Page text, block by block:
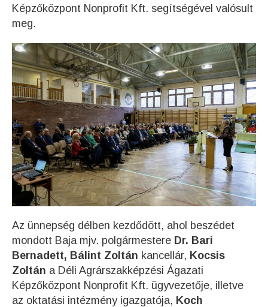
Képzőközpont Nonprofit Kft. segítségével valósult
meg.
Az ünnepség délben kezdődött, ahol beszédet
mondott Baja mjv. polgármestere Dr. Bari
Bernadett, Bálint Zoltán kancellár, Kocsis
Zoltán a Déli Agrárszakképzési Ágazati
Képzőközpont Nonprofit Kft. ügyvezetője, illetve
az oktatási intézmény igazgatója, Koch